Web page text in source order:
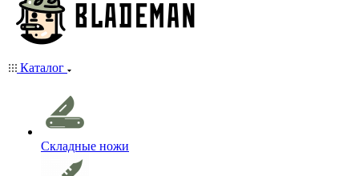
Каталог
Складные ножи